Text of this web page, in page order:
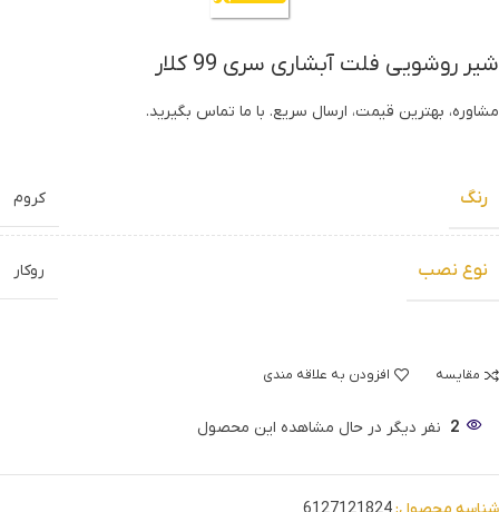
شیر روشویی فلت آبشاری سری 99 کلار
مشاوره، بهترین قیمت، ارسال سریع. با ما تماس بگیرید.
رنگ کروم
نوع نصب روکار
مقایسه افزودن به علاقه مندی
2 نفر دیگر در حال مشاهده این محصول